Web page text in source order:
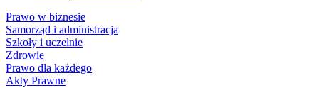
Prawo w biznesie
Samorząd i administracja
Szkoły i uczelnie
Zdrowie
Prawo dla każdego
Akty Prawne